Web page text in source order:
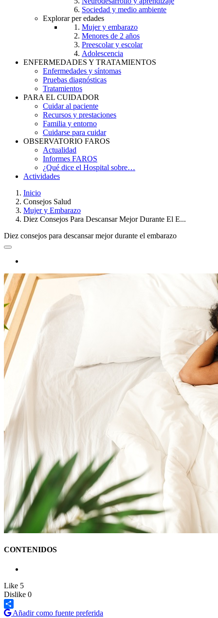
Sociedad y medio ambiente
Explorar per edades
Mujer y embarazo
Menores de 2 años
Preescolar y escolar
Adolescencia
ENFERMEDADES Y TRATAMIENTOS
Enfermedades y síntomas
Pruebas diagnósticas
Tratamientos
PARA EL CUIDADOR
Cuidar al paciente
Recursos y prestaciones
Familia y entorno
Cuidarse para cuidar
OBSERVATORIO FAROS
Actualidad
Informes FAROS
¿Qué dice el Hospital sobre…
Actividades
Breadcrumb
Inicio
Consejos Salud
Mujer y Embarazo
Diez Consejos Para Descansar Mejor Durante El E...
Diez consejos para descansar mejor durante el embarazo
CONTENIDOS
Like 5
Dislike 0
Share
Añadir como fuente preferida